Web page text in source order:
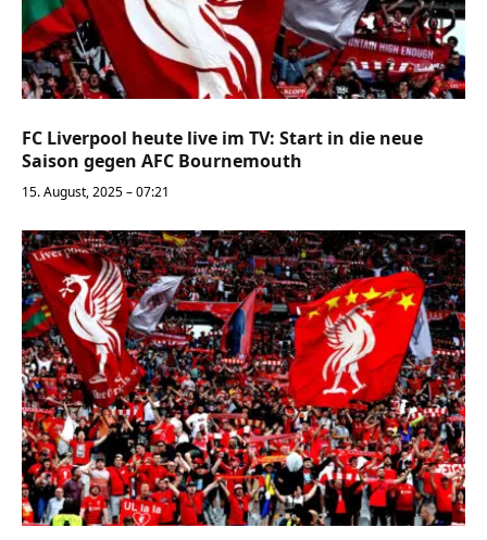
FC Liverpool heute live im TV: Start in die neue
Saison gegen AFC Bournemouth
15. August, 2025 – 07:21